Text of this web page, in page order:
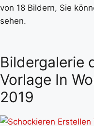
von 18 Bildern, Sie
sehen.
Bildergalerie
Vorlage In
2019